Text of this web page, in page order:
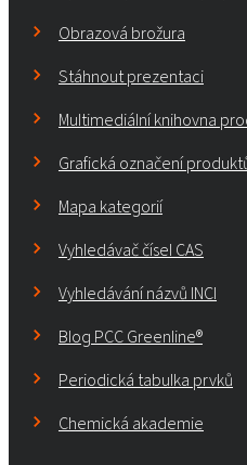
Obrazová brožura
Stáhnout prezentaci
Multimediální knihovna
Grafická označení
Mapa kategorií
Vyhledávač čísel CAS
Vyhledávání názvů INCI
Blog PCC Greenline®
Periodická tabulka prvků
Chemická akademie